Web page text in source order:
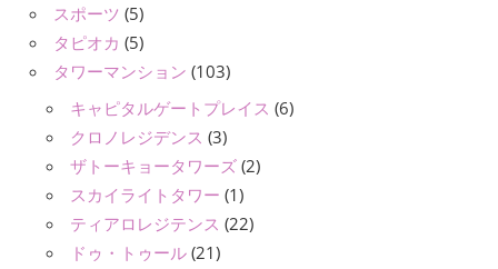
スポーツ (5)
タピオカ (5)
タワーマンション (103)
キャピタルゲートプレイス (6)
クロノレジデンス (3)
ザトーキョータワーズ (2)
スカイライトタワー (1)
ティアロレジテンス (22)
ドゥ・トゥール (21)